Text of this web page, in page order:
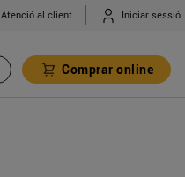
Atenció al client Iniciar sessió
Comprar online